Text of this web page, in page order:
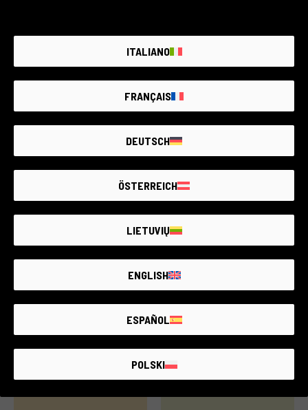
41 products 6 products
1 products 3 products
ITALIANO
FRANÇAIS
DEUTSCH
ÖSTERREICH
LIETUVIŲ
ENGLISH
ESPAÑOL
POLSKI